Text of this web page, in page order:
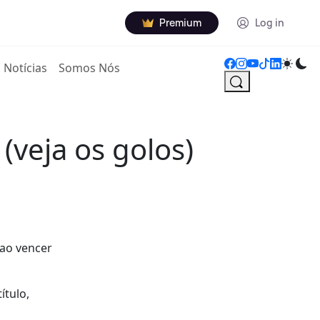
Premium Log in
Notícias Somos Nós
os golos)
vencer